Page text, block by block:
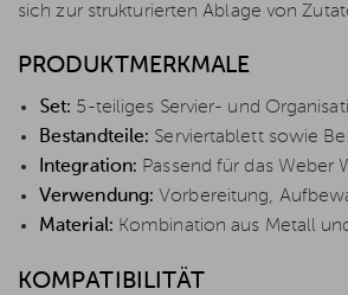
sich zur strukturierten Ablage von
PRODUKTMERKMALE
Set: 5-teiliges Servier- und
Bestandteile: Serviertablett sowie
Integration: Passend für das Weber
Verwendung: Vorbereitung,
Material: Kombination aus Metall
KOMPATIBILITÄT